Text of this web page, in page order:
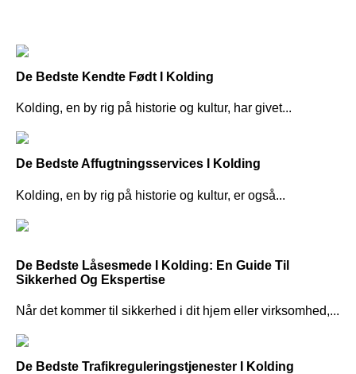
De Bedste Kendte Født I Kolding
Kolding, en by rig på historie og kultur, har givet...
De Bedste Affugtningsservices I Kolding
Kolding, en by rig på historie og kultur, er også...
De Bedste Låsesmede I Kolding: En Guide Til
Sikkerhed Og Ekspertise
Når det kommer til sikkerhed i dit hjem eller virksomhed,...
De Bedste Trafikreguleringstjenester I Kolding